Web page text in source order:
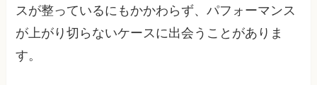
スが整っているにもかかわらず、パフォーマンス
が上がり切らないケースに出会うことがありま
す。